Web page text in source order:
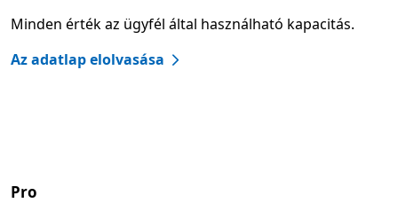
Minden érték az ügyfél által használható kapacitás.
Az adatlap elolvasása
Pro